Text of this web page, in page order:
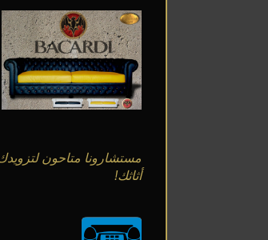
مستشارونا متاحون
أثاثك!